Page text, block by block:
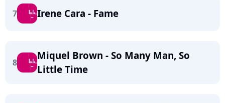
7 Irene Cara - Fame
8
Miquel Brown - So Many Man, So
Little Time